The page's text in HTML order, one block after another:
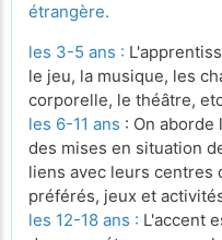
étrangère.
les 3-5 ans :
le jeu, la musique, les
corporelle, le théâtre,
les 6-11 ans : On aborde
des mises en situation
liens avec leurs centres
préférés, jeux et
les 12-18 ans : L'accent